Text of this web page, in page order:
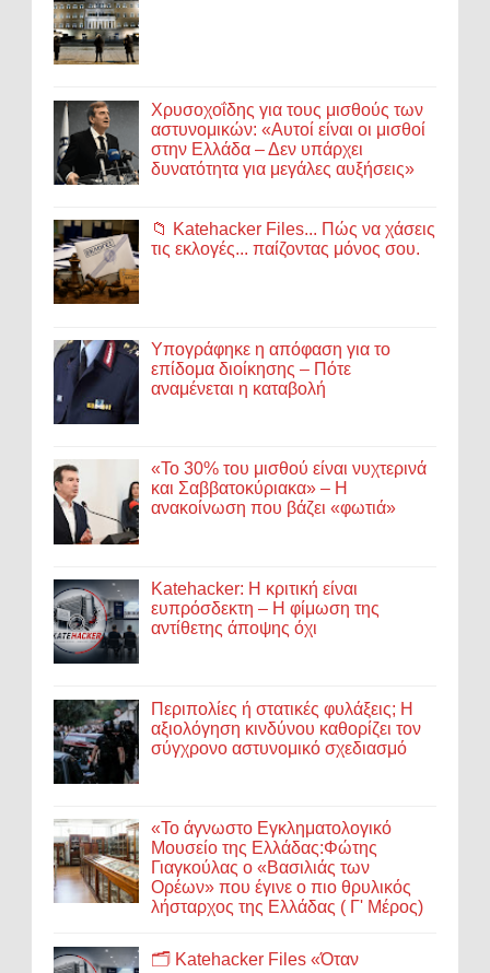
Χρυσοχοΐδης για τους μισθούς των
αστυνομικών: «Αυτοί είναι οι μισθοί
στην Ελλάδα – Δεν υπάρχει
δυνατότητα για μεγάλες αυξήσεις»
📁 Katehacker Files... Πώς να χάσεις
τις εκλογές... παίζοντας μόνος σου.
Υπογράφηκε η απόφαση για το
επίδομα διοίκησης – Πότε
αναμένεται η καταβολή
«Το 30% του μισθού είναι νυχτερινά
και Σαββατοκύριακα» – Η
ανακοίνωση που βάζει «φωτιά»
Katehacker: Η κριτική είναι
ευπρόσδεκτη – Η φίμωση της
αντίθετης άποψης όχι
Περιπολίες ή στατικές φυλάξεις; Η
αξιολόγηση κινδύνου καθορίζει τον
σύγχρονο αστυνομικό σχεδιασμό
«Το άγνωστο Εγκληματολογικό
Μουσείο της Ελλάδας:Φώτης
Γιαγκούλας ο «Βασιλιάς των
Ορέων» που έγινε ο πιο θρυλικός
λήσταρχος της Ελλάδας ( Γ' Μέρος)
🗂️ Katehacker Files «Όταν